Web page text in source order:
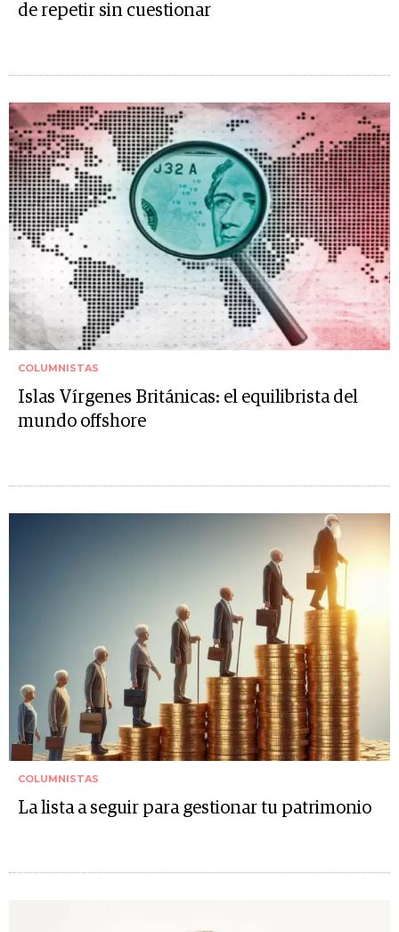
de repetir sin cuestionar
COLUMNISTAS
Islas Vírgenes Británicas: el equilibrista del
mundo offshore
COLUMNISTAS
La lista a seguir para gestionar tu patrimonio